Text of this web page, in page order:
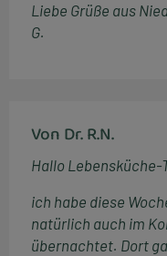
Liebe Grüße aus
G.
Von Dr. R.N.
Hallo Lebensküche-
ich habe diese
natürlich auch im
übernachtet. Dort